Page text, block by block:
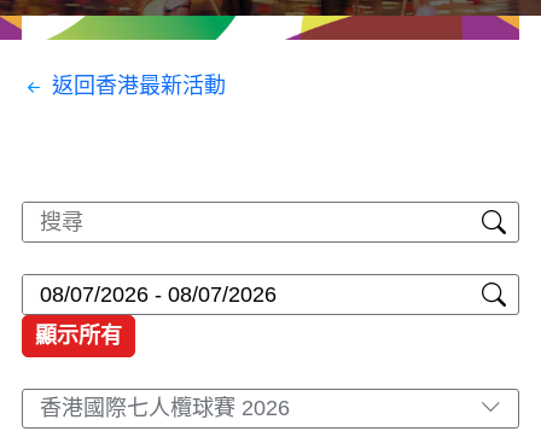
返回香港最新活動
顯示所有
香港國際七人欖球賽 2026